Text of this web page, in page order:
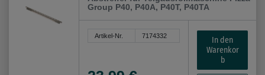
Group P40, P40A, P40T, P40TA
Artikel-Nr. 7174332
In den
Warenkor
b